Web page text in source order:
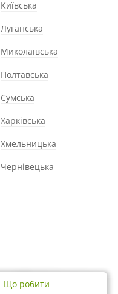
Київська
Луганська
Миколаївська
Полтавська
Сумська
Харківська
Хмельницька
Чернівецька
Що робити